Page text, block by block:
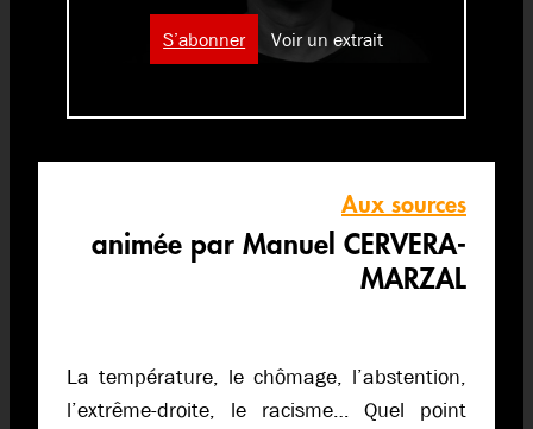
S’abonner Voir un extrait
Aux sources
animée par Manuel CERVERA-
MARZAL
La température, le chômage, l’abstention,
l’extrême-droite, le racisme… Quel point